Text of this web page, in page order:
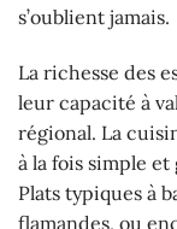
s’oublient jamais.
La richesse des
leur capacité à
régional. La
à la fois simple
Plats typiques à
flamandes, ou